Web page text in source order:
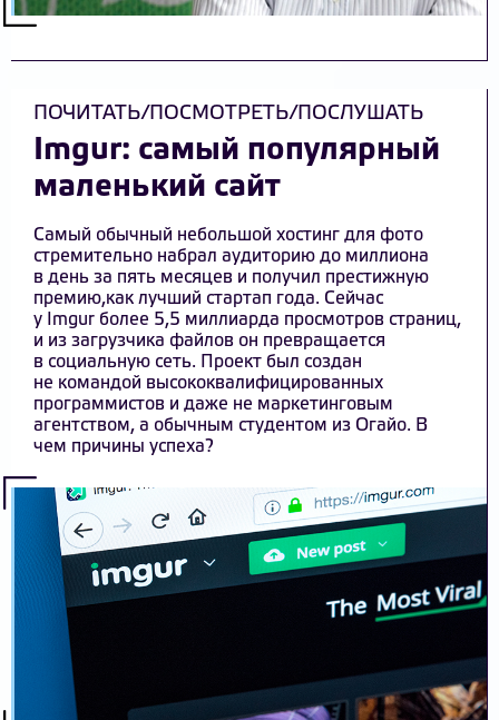
ПОЧИТАТЬ/ПОСМОТРЕТЬ/ПОСЛУШАТЬ
Imgur: самый популярный
маленький сайт
Самый обычный небольшой хостинг для фото
стремительно набрал аудиторию до миллиона
в день за пять месяцев и получил престижную
премию,как лучший стартап года. Сейчас
у Imgur более 5,5 миллиарда просмотров страниц,
и из загрузчика файлов он превращается
в социальную сеть. Проект был создан
не командой высококвалифицированных
программистов и даже не маркетинговым
агентством, а обычным студентом из Огайо. В
чем причины успеха?